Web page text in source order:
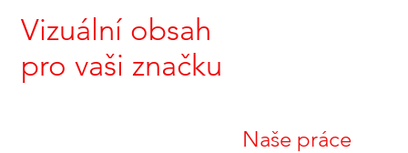
Vizuální obsah
pro vaši značku
Naše práce